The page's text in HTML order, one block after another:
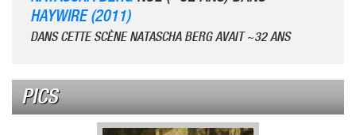
HAYWIRE (2011)
DANS CETTE SCÈNE NATASCHA BERG AVAIT ~32 ANS
PICS